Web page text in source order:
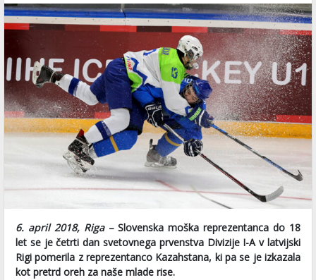
6. april 2018, Riga– Slovenska moška reprezentanca do 18
let se je četrti dan svetovnega prvenstva Divizije I-A v latvijski
Rigi pomerila z reprezentanco Kazahstana, ki pa se je izkazala
kot pretrd oreh za naše mlade rise.